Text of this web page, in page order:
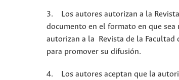
3. Los autores autorizan a la
documento en el formato en que
autorizan a la Revista de la Facultad
para promover su difusión.
4. Los autores aceptan que la